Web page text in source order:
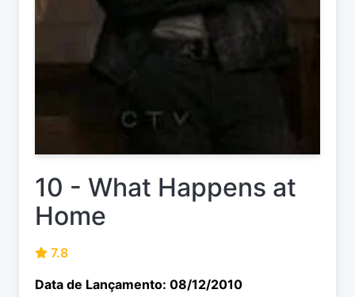
10 - What Happens at
Home
7.8
Data de Lançamento: 08/12/2010